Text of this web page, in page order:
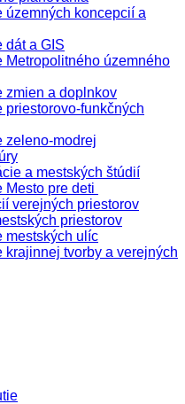
územných koncepcií a
dát a GIS
Metropolitného územného
zmien a doplnkov
priestorovo-funkčných
zeleno-modrej
a mestských štúdií
Mesto pre deti
verejných priestorov
priestorov
mestských ulíc
krajinnej tvorby a verejných